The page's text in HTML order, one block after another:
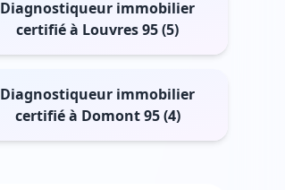
Diagnostiqueur immobilier
certifié à Louvres 95 (5)
Diagnostiqueur immobilier
certifié à Domont 95 (4)